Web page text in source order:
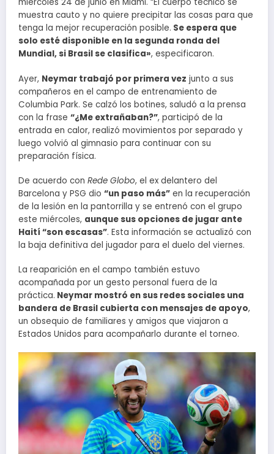
miércoles 24 de junio en Miami. “El cuerpo técnico se
muestra cauto y no quiere precipitar las cosas para que
tenga la mejor recuperación posible. Se espera que
solo esté disponible en la segunda ronda del
Mundial, si Brasil se clasifica», especificaron.
Ayer, Neymar trabajó por primera vez junto a sus
compañeros en el campo de entrenamiento de
Columbia Park. Se calzó los botines, saludó a la prensa
con la frase “¿Me extrañaban?”, participó de la
entrada en calor, realizó movimientos por separado y
luego volvió al gimnasio para continuar con su
preparación física.
De acuerdo con Rede Globo, el ex delantero del
Barcelona y PSG dio “un paso más” en la recuperación
de la lesión en la pantorrilla y se entrenó con el grupo
este miércoles, aunque sus opciones de jugar ante
Haití “son escasas”. Esta información se actualizó con
la baja definitiva del jugador para el duelo del viernes.
La reaparición en el campo también estuvo
acompañada por un gesto personal fuera de la
práctica. Neymar mostró en sus redes sociales una
bandera de Brasil cubierta con mensajes de apoyo,
un obsequio de familiares y amigos que viajaron a
Estados Unidos para acompañarlo durante el torneo.